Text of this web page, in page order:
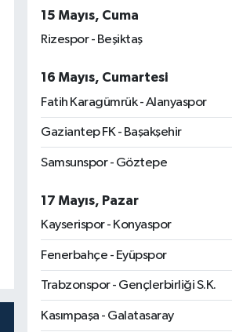
15 Mayıs, Cuma
Rizespor - Beşiktaş
16 Mayıs, Cumartesi
Fatih Karagümrük - Alanyaspor
Gaziantep FK - Başakşehir
Samsunspor - Göztepe
17 Mayıs, Pazar
Kayserispor - Konyaspor
Fenerbahçe - Eyüpspor
Trabzonspor - Gençlerbirliği S.K.
Kasımpaşa - Galatasaray